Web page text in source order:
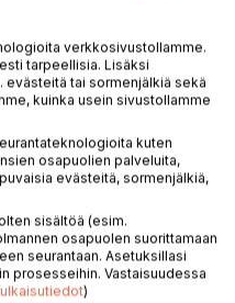
mutta
eivät pysty tekemään
asian tekee
kuluessa jalostanut
pitkälle, että sen
vallitessa
Syntyy maailmanlaajuinen
valtarakenteet murtuvat.
keskellä vallan anastaa
verkkosivustollamme.
tarpeellisia. Lisäksi
tai sormenjälkiä sekä
kuinka usein sivustollamme
kuten
osapuolien palveluita,
evästeitä, sormenjälkiä,
sisältöä (esim.
osapuolen suorittamaan
seurantaan. Asetuksillasi
prosesseihin. Vastaisuudessa
)